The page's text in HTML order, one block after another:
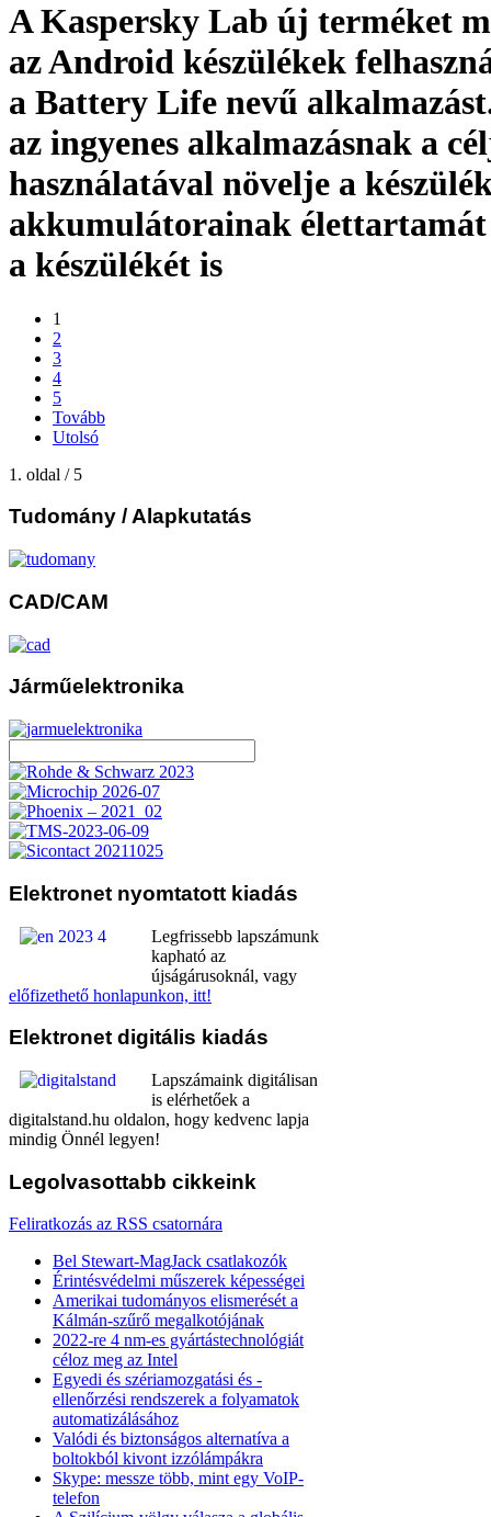
A Kaspersky Lab új terméket
az Android készülékek
a Battery Life nevű
az ingyenes alkalmazásnak a
használatával növelje a
akkumulátorainak élettartamát
a készülékét is
1
2
3
4
5
Tovább
Utolsó
1. oldal / 5
Tudomány / Alapkutatás
CAD/CAM
Járműelektronika
Elektronet nyomtatott kiadás
Legfrissebb lapszámunk
kapható az
újságárusoknál, vagy
előfizethető honlapunkon, itt!
Elektronet digitális kiadás
Lapszámaink digitálisan
is elérhetőek a
digitalstand.hu oldalon, hogy kedvenc lapja
mindig Önnél legyen!
Legolvasottabb cikkeink
Feliratkozás az RSS csatornára
Bel Stewart-MagJack csatlakozók
Érintésvédelmi műszerek képességei
Amerikai tudományos elismerését a
Kálmán-szűrő megalkotójának
2022-re 4 nm-es gyártástechnológiát
céloz meg az Intel
Egyedi és szériamozgatási és -
ellenőrzési rendszerek a folyamatok
automatizálásához
Valódi és biztonságos alternatíva a
boltokból kivont izzólámpákra
Skype: messze több, mint egy VoIP-
telefon